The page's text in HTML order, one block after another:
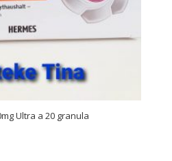
Ultra a 20 granula